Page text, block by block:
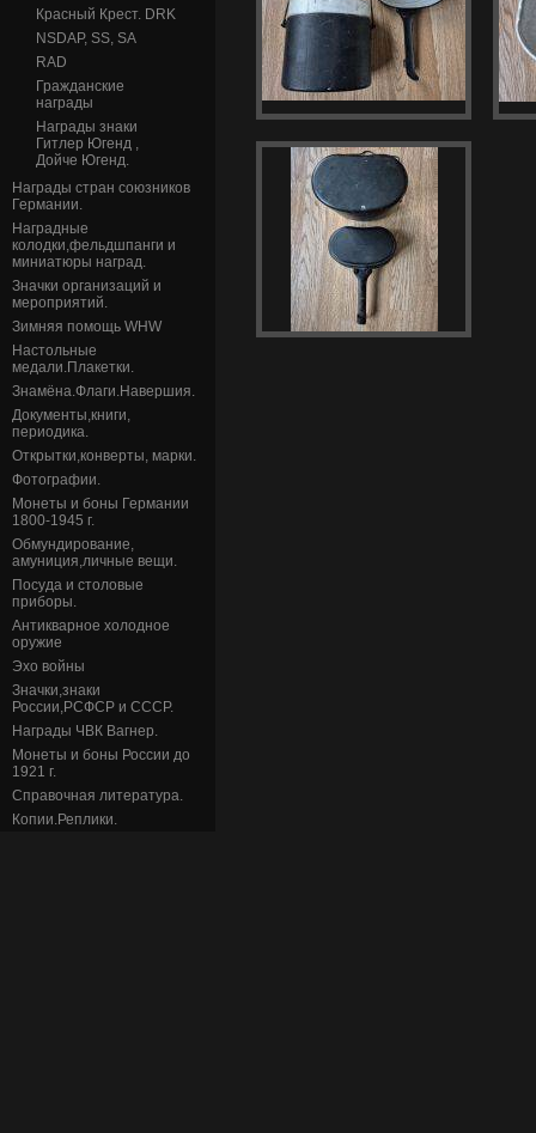
Красный Крест. DRK
NSDAP, SS, SA
RAD
Гражданские
награды
Награды знаки
Гитлер Югенд ,
Дойче Югенд.
Награды стран союзников
Германии.
Наградные
колодки,фельдшпанги и
миниатюры наград.
Значки организаций и
мероприятий.
Зимняя помощь WHW
Настольные
медали.Плакетки.
Знамёна.Флаги.Навершия.
Документы,книги,
периодика.
Открытки,конверты, марки.
Фотографии.
Монеты и боны Германии
1800-1945 г.
Обмундирование,
амуниция,личные вещи.
Посуда и столовые
приборы.
Антикварное холодное
оружие
Эхо войны
Значки,знаки
России,РСФСР и СССР.
Награды ЧВК Вагнер.
Монеты и боны России до
1921 г.
Справочная литература.
Копии.Реплики.